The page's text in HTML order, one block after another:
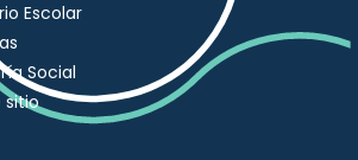
Escolar
Social
sitio